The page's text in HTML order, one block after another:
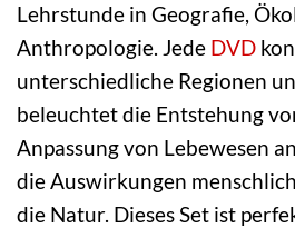
Lehrstunde in Geografie,
Anthropologie. Jede DVD
unterschiedliche Regionen
beleuchtet die Entstehung
Anpassung von Lebewesen
die Auswirkungen
die Natur. Dieses Set ist